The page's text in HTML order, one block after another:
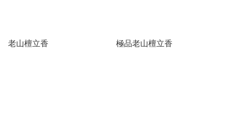
老山檀立香 極品老山檀立香